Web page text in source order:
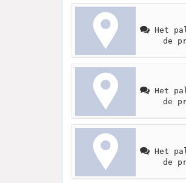
Het
de
Het
de
Het
de